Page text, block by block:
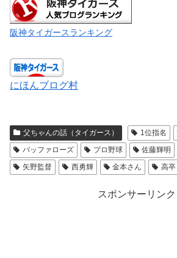
阪神タイガースランキング
にほんブログ村
父ちゃんの話（タイガース） 1位指名
バッファローズ
プロ野球 佐藤輝明
矢野監督
西勇輝 金本さん 高卒
スポンサーリンク